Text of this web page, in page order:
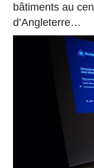
bâtiments au
d’Angleterre…